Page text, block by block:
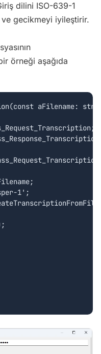
dilini ISO-639-1
gecikmeyi iyileştirir.
örneği aşağıda
aFilename:
1';